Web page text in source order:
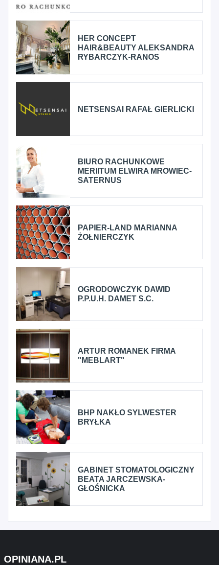
HER CONCEPT
HAIR&BEAUTY ALEKSANDRA
RYBARCZYK-RANOS
NETSENSAI RAFAŁ GIERLICKI
BIURO RACHUNKOWE
MERIITUM ELWIRA MROWIEC-
SATERNUS
PAPIER-LAND MARIANNA
ŻOŁNIERCZYK
OGRODOWCZYK DAWID
P.P.U.H. DAMET S.C.
ARTUR ROMANEK FIRMA
"MEBLART"
BHP NAKŁO SYLWESTER
BRYŁKA
GABINET STOMATOLOGICZNY
BEATA JARCZEWSKA-
GŁOŚNICKA
OPINIANA.PL